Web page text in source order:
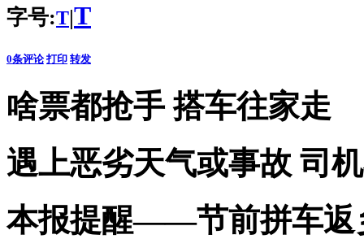
字号:T|T
0条评论 打印 转发
啥票都抢手 搭车往家走
遇上恶劣天气或事故 司
本报提醒——节前拼车返